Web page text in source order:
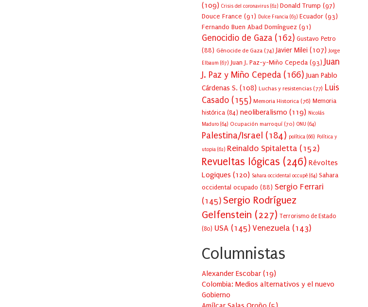
(109) Crisis del coronavirus (62) Donald Trump (97)
Douce France (91) Dulce Francia (63) Ecuador (93)
Fernando Buen Abad Domínguez (91)
Genocidio de Gaza (162) Gustavo Petro
(88) Génocide de Gaza (74) Javier Milei (107) Jorge
Elbaum (67) Juan J. Paz-y-Miño Cepeda (93) Juan
J. Paz y Miño Cepeda (166) Juan Pablo
Cárdenas S. (108) Luchas y resistencias (77) Luis
Casado (155) Memoria Historica (76) Memoria
histórica (84) neoliberalismo (119) Nicolás
Maduro (64) Ocupación marroquí (70) ONU (64)
Palestina/Israel (184) política (66) Política y
utopia (62) Reinaldo Spitaletta (152)
Revueltas lógicas (246) Révoltes
Logiques (120) Sahara occidental occupé (64) Sahara
occidental ocupado (88) Sergio Ferrari
(145) Sergio Rodríguez
Gelfenstein (227) Terrorismo de Estado
(80) USA (145) Venezuela (143)
Columnistas
Alexander Escobar (19)
Colombia: Medios alternativos y el nuevo
Gobierno